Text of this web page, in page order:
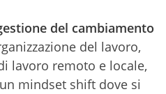
del cambiamento
del lavoro,
lavoro remoto e locale,
mindset shift dove si